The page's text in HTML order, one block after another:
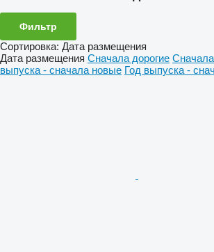
Фильтр
Сортировка: Дата размещения
Дата размещения Сначала дорогие
выпуска - сначала новые Год выпуска -